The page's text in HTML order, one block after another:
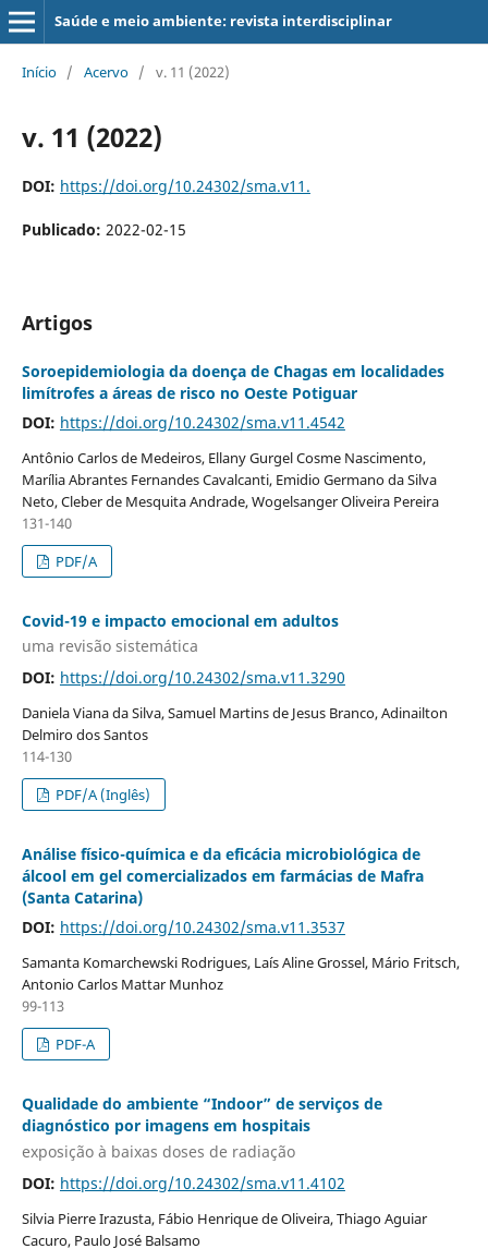
Saúde e meio ambiente: revista interdisciplinar
Início / Acervo / v. 11 (2022)
v. 11 (2022)
DOI: https://doi.org/10.24302/sma.v11.
Publicado: 2022-02-15
Artigos
Soroepidemiologia da doença de Chagas em localidades
limítrofes a áreas de risco no Oeste Potiguar
DOI: https://doi.org/10.24302/sma.v11.4542
Antônio Carlos de Medeiros, Ellany Gurgel Cosme Nascimento,
Marília Abrantes Fernandes Cavalcanti, Emidio Germano da Silva
Neto, Cleber de Mesquita Andrade, Wogelsanger Oliveira Pereira
131-140
PDF/A
Covid-19 e impacto emocional em adultos
uma revisão sistemática
DOI: https://doi.org/10.24302/sma.v11.3290
Daniela Viana da Silva, Samuel Martins de Jesus Branco, Adinailton
Delmiro dos Santos
114-130
PDF/A (Inglês)
Análise físico-química e da eficácia microbiológica de
álcool em gel comercializados em farmácias de Mafra
(Santa Catarina)
DOI: https://doi.org/10.24302/sma.v11.3537
Samanta Komarchewski Rodrigues, Laís Aline Grossel, Mário Fritsch,
Antonio Carlos Mattar Munhoz
99-113
PDF-A
Qualidade do ambiente “Indoor” de serviços de
diagnóstico por imagens em hospitais
exposição à baixas doses de radiação
DOI: https://doi.org/10.24302/sma.v11.4102
Silvia Pierre Irazusta, Fábio Henrique de Oliveira, Thiago Aguiar
Cacuro, Paulo José Balsamo